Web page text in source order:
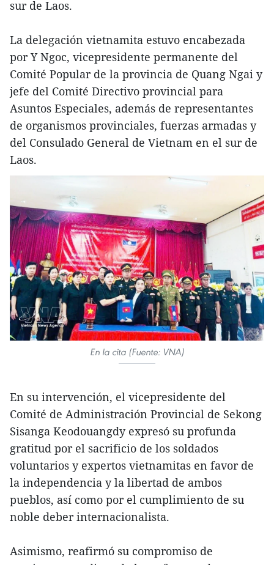
sur de Laos.
La delegación vietnamita estuvo encabezada
por Y Ngoc, vicepresidente permanente del
Comité Popular de la provincia de Quang Ngai y
jefe del Comité Directivo provincial para
Asuntos Especiales, además de representantes
de organismos provinciales, fuerzas armadas y
del Consulado General de Vietnam en el sur de
Laos.
En la cita (Fuente: VNA)
En su intervención, el vicepresidente del
Comité de Administración Provincial de Sekong
Sisanga Keodouangdy expresó su profunda
gratitud por el sacrificio de los soldados
voluntarios y expertos vietnamitas en favor de
la independencia y la libertad de ambos
pueblos, así como por el cumplimiento de su
noble deber internacionalista.
Asimismo, reafirmó su compromiso de